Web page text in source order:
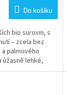
Do košíku
bio surovin, s
– zcela bez
palmového
lehké,